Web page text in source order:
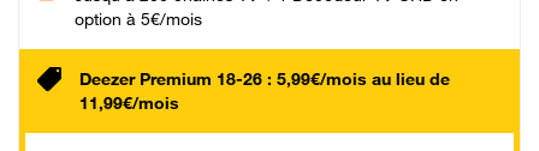
option à 5€/mois
Deezer Premium 18-26 : 5,99€/mois au lieu de
11,99€/mois